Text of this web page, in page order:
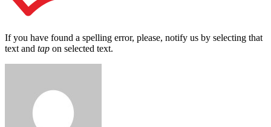
If you have found a spelling error, please, notify us by selecting that
text and tap on selected text.